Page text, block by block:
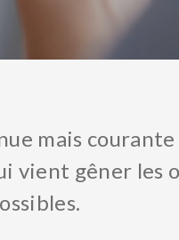
mais
vient gêner les